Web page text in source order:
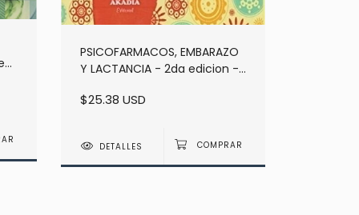
PSICOFARMACOS, EMBARAZO
Y LACTANCIA - 2da edicion -
$25.38 USD
DETALLES